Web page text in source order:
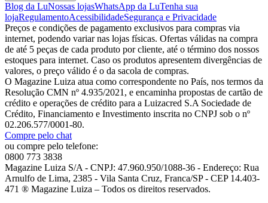
Blog da LuNossas lojasWhatsApp da LuTenha sua
lojaRegulamentoAcessibilidadeSegurança e Privacidade
Preços e condições de pagamento exclusivos para compras via
internet, podendo variar nas lojas físicas. Ofertas válidas na compra
de até 5 peças de cada produto por cliente, até o término dos nossos
estoques para internet. Caso os produtos apresentem divergências de
valores, o preço válido é o da sacola de compras.
O Magazine Luiza atua como correspondente no País, nos termos da
Resolução CMN nº 4.935/2021, e encaminha propostas de cartão de
crédito e operações de crédito para a Luizacred S.A Sociedade de
Crédito, Financiamento e Investimento inscrita no CNPJ sob o nº
02.206.577/0001-80.
Compre pelo chat
ou compre pelo telefone:
0800 773 3838
Magazine Luiza S/A - CNPJ: 47.960.950/1088-36 - Endereço: Rua
Arnulfo de Lima, 2385 - Vila Santa Cruz, Franca/SP - CEP 14.403-
471 ® Magazine Luiza – Todos os direitos reservados.